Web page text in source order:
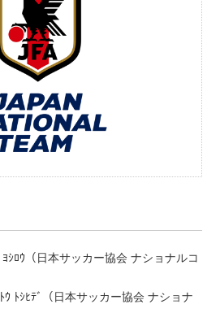
ｳ（日本サッカー協会 ナショナルコ
ｼﾋﾃﾞ（日本サッカー協会 ナショナ